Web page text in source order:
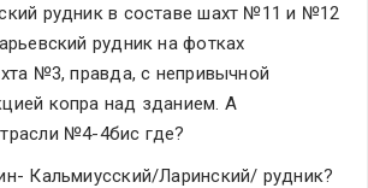
рудник в составе шахт №11 и №12
рудник на фотках
№3, правда, с непривычной
копра над зданием. А
№4-4бис где?
Кальмиусский/Ларинский/ рудник?